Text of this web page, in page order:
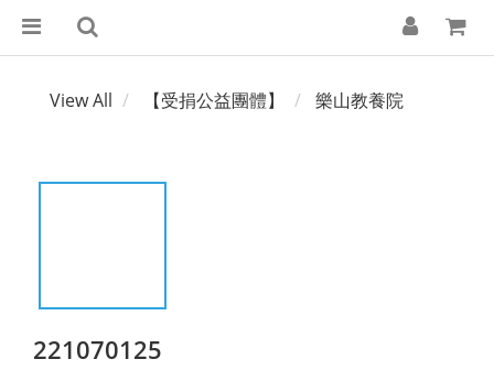
View All 【受捐公益團體】 樂山教養院
221070125